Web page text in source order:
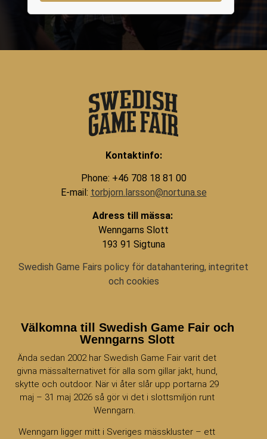
Kontaktinfo:
Phone: +46 708 18 81 00
E-mail: torbjorn.larsson@nortuna.se
Adress till mässa:
Wenngarns Slott
193 91 Sigtuna
Swedish Game Fairs policy för datahantering, integritet
och cookies
Välkomna till Swedish Game Fair och
Wenngarns Slott
Ända sedan 2002 har Swedish Game Fair varit det
givna mässalternativet för alla som gillar jakt, hund,
skytte och outdoor. När vi åter slår upp portarna 29
maj – 31 maj 2026 så gör vi det i slottsmiljön runt
Wenngarn.
Wenngarn ligger mitt i Sveriges mässkluster – ett